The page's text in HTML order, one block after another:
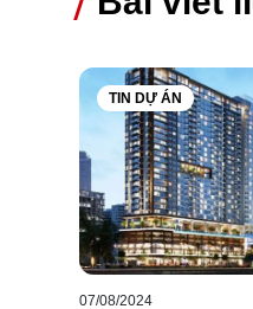
TIN DỰ ÁN
07/08/2024